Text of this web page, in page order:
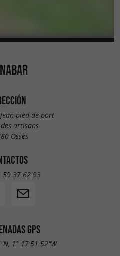
pied-de-port
artisans
Ossès
59 37 62 93
GPS
1° 17'51.52"W